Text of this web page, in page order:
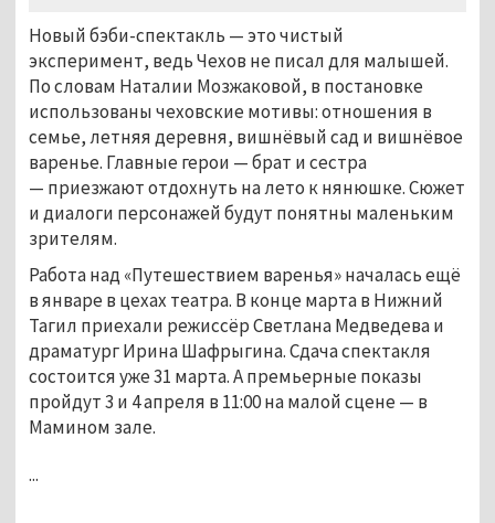
Новый бэби-спектакль —это чистый
эксперимент, ведь Чехов не писал для малышей.
По словам Наталии Мозжаковой, в постановке
использованы чеховские мотивы: отношения в
семье, летняя деревня, вишнёвый сад и вишнёвое
варенье. Главные герои —брат и сестра
— приезжают отдохнуть на лето к нянюшке. Сюжет
и диалоги персонажей будут понятны маленьким
зрителям.
Работа над «Путешествием варенья» началась ещё
в январе в цехах театра. В конце марта в Нижний
Тагил приехали режиссёр Светлана Медведева и
драматург Ирина Шафрыгина. Сдача спектакля
состоится уже 31 марта. А премьерные показы
пройдут 3 и 4 апреля в 11:00 на малой сцене — в
Мамином зале.
...